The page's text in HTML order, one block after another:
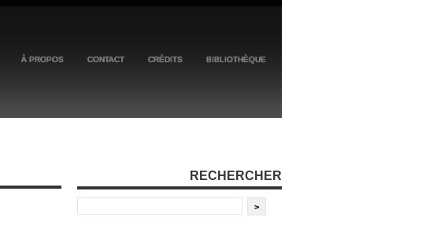
À PROPOS CONTACT CRÉDITS BIBLIOTHÈQUE
RECHERCHER